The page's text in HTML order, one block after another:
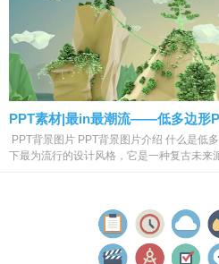
PPT素材|最in最潮流——低多边形
PPT背景图片 PPT背景图片介绍 什么是低
下最为流行的设计风格，它是一种复古未来